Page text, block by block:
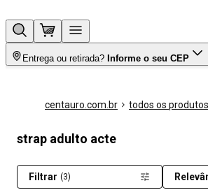
Entrega ou retirada? Informe o seu CEP
centauro.com.br todos os produtos
strap adulto acte
Filtrar (3)